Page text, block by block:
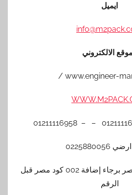
ايميل
الالكتروني
www.engineer-
وللإتصال من خارج مصر برجاء إضافة 002 كود مصر قبل
الرقم